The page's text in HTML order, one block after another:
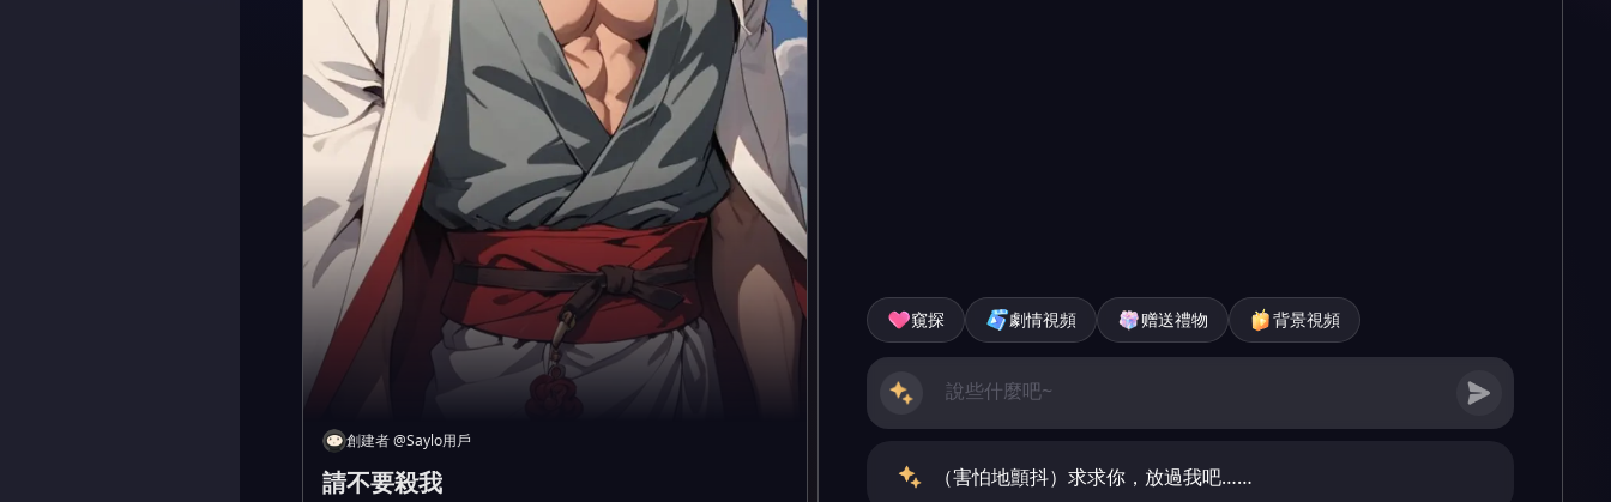
創建者@Saylo用戶
請不要殺我
窺探 劇情視頻 赠送禮物 背景視頻
（害怕地顫抖）求求你，放過我吧……